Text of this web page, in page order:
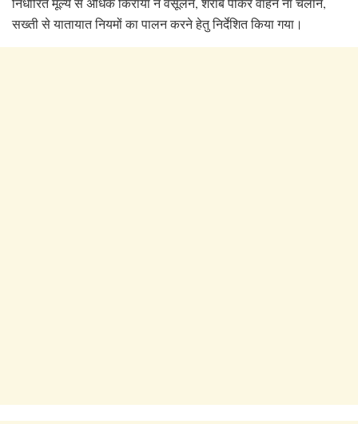
सख्ती से यातायात नियमों का पालन करने हेतु निर्देशित किया गया।